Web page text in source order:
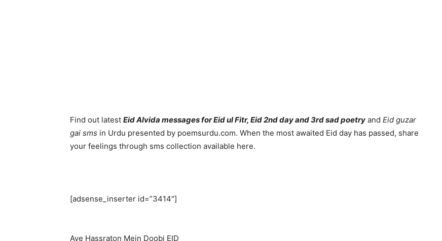
Find out latest Eid Alvida messages for Eid ul Fitr, Eid 2nd day and 3rd sad poetry and Eid guzar
gai sms in Urdu presented by poemsurdu.com. When the most awaited Eid day has passed, share
your feelings through sms collection available here.
[adsense_inserter id=”3414″]
Aye Hassraton Mein Doobi EID